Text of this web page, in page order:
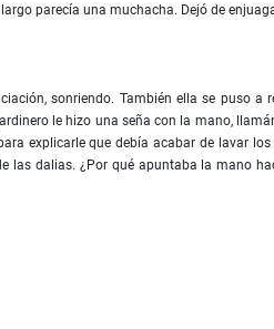
parecía una muchacha. Dejó de
sonriendo. También ella se puso
le hizo una seña con la mano,
explicarle que debía acabar de lavar
las dalias. ¿Por qué apuntaba la mano